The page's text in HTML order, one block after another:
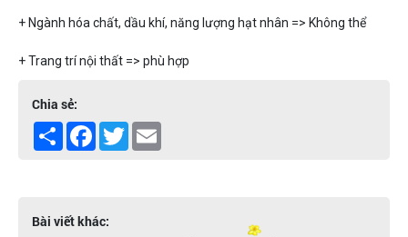
+ Ngành hóa chất, dầu khí, năng lượng hạt nhân => Không thể
+ Trang trí nội thất => phù hợp
Chia sẻ:
Share Facebook
Twitter
Bài viết khác: